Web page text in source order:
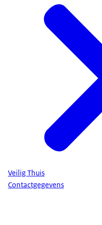
Veilig Thuis
Contactgegevens